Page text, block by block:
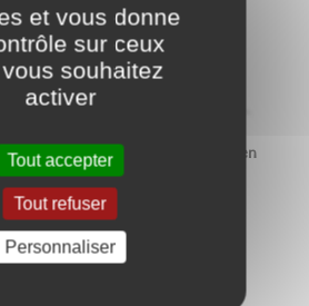
rendez-vous sur ce lien
dlp.auxoismorvan.fr
ce QR Code :
et vous donne
sur ceux
souhaitez
activer
Tout accepter
Tout refuser
Personnaliser